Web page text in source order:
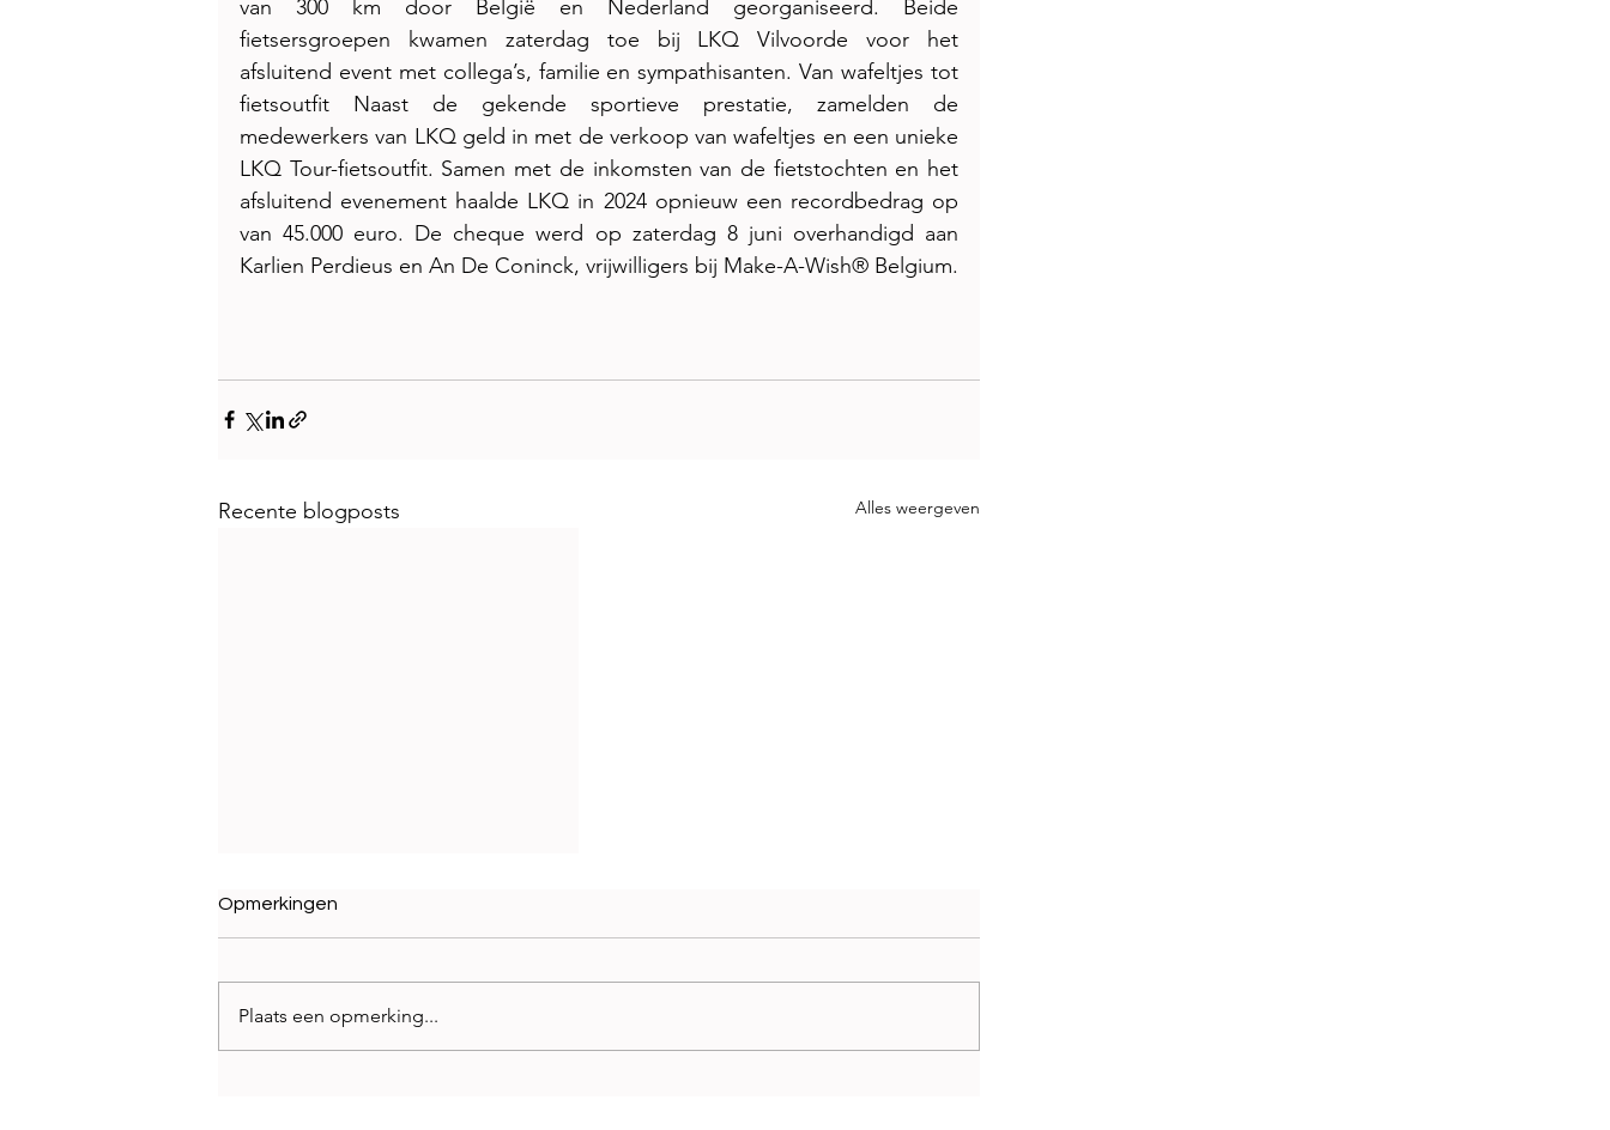
van 300 km door België en Nederland georganiseerd. Beide
fietsersgroepen kwamen zaterdag toe bij LKQ Vilvoorde voor het
afsluitend event met collega’s, familie en sympathisanten. Van wafeltjes tot
fietsoutfit Naast de gekende sportieve prestatie, zamelden de
medewerkers van LKQ geld in met de verkoop van wafeltjes en een unieke
LKQ Tour-fietsoutfit. Samen met de inkomsten van de fietstochten en het
afsluitend evenement haalde LKQ in 2024 opnieuw een recordbedrag op
van 45.000 euro. De cheque werd op zaterdag 8 juni overhandigd aan
Karlien Perdieus en An De Coninck, vrijwilligers bij Make-A-Wish® Belgium.
Recente blogposts Alles weergeven
Best Brands 2026
Opmerkingen
Plaats een opmerking...